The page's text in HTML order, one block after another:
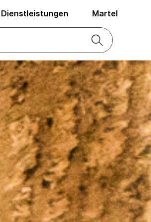
Dienstleistungen Martel